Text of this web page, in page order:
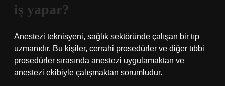
iş yapar?
Anestezi teknisyeni, sağlık sektöründe çalışan bir tıp
uzmanıdır. Bu kişiler, cerrahi prosedürler ve diğer tıbbi
prosedürler sırasında anestezi uygulamaktan ve
anestezi ekibiyle çalışmaktan sorumludur.